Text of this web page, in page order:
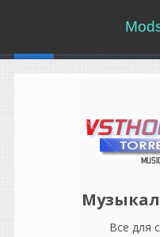
Все для